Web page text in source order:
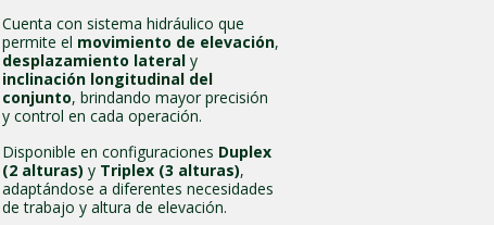
Cuenta con sistema hidráulico que
permite el movimiento de elevación,
desplazamiento lateral y
inclinación longitudinal del
conjunto, brindando mayor precisión
y control en cada operación.
Disponible en configuraciones Duplex
(2 alturas) y Triplex (3 alturas),
adaptándose a diferentes necesidades
de trabajo y altura de elevación.